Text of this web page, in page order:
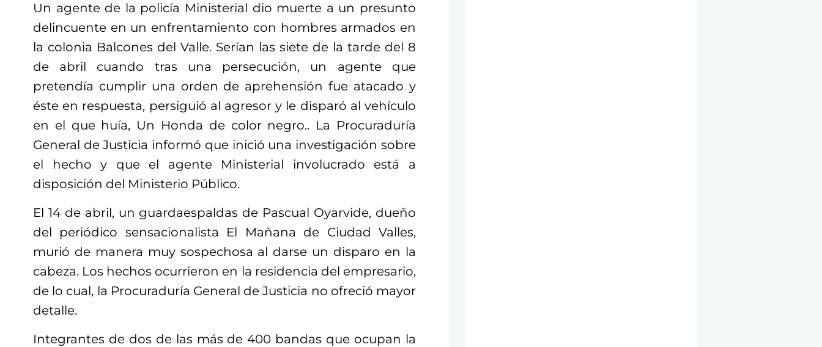
Un agente de la policía Ministerial dio muerte a un presunto
delincuente en un enfrentamiento con hombres armados en
la colonia Balcones del Valle. Serían las siete de la tarde del 8
de abril cuando tras una persecución, un agente que
pretendía cumplir una orden de aprehensión fue atacado y
éste en respuesta, persiguió al agresor y le disparó al vehículo
en el que huía, Un Honda de color negro.. La Procuraduría
General de Justicia informó que inició una investigación sobre
el hecho y que el agente Ministerial involucrado está a
disposición del Ministerio Público.
El 14 de abril, un guardaespaldas de Pascual Oyarvide, dueño
del periódico sensacionalista El Mañana de Ciudad Valles,
murió de manera muy sospechosa al darse un disparo en la
cabeza. Los hechos ocurrieron en la residencia del empresario,
de lo cual, la Procuraduría General de Justicia no ofreció mayor
detalle.
Integrantes de dos de las más de 400 bandas que ocupan la